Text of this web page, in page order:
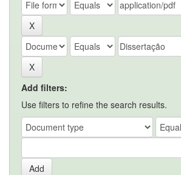
Add filters:
Use filters to refine the search results.